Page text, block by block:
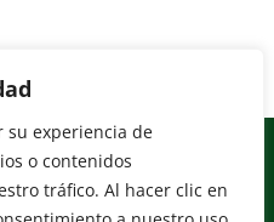
su experiencia de
o contenidos
tráfico. Al hacer clic en